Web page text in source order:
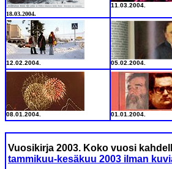
18.03.2004.
11.03.2004.
12.02.2004. 05.02.2004.
08.01.2004. 01.01.2004.
Vuosikirja 2003. Koko vuosi
tammikuu-kesäkuu 2003 ilman